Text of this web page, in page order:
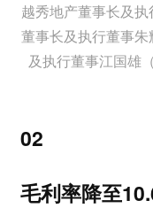
越秀地产董事长及
董事长及执行董事
及执行董事江国雄
02
毛利率降至